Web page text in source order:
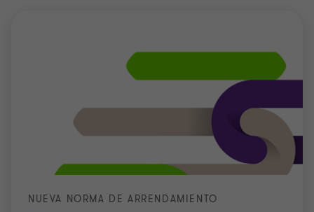
NUEVA NORMA DE ARRENDAMIENTO